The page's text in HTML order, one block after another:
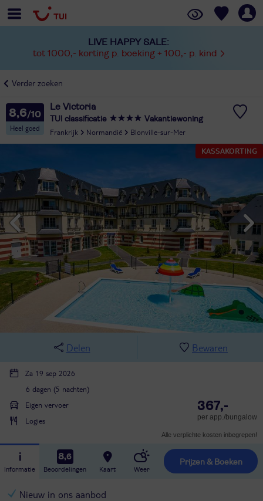
LIVE HAPPY SALE:
tot 1000,- korting p. boeking + 100,- p. kind
Verder zoeken
8,6
Heel goed
Le Victoria
TUI classificatie Vakantiewoning
Frankrijk Normandië
Blonville-sur-Mer
KASSAKORTING
Delen Bewaren
Za 19 sep 2026
6 dagen (5 nachten)
Eigen vervoer
Logies
367,-
per app./bungalow
Alle verplichte kosten inbegrepen!
Informatie
8,6
Beoordelingen Kaart Weer
Prijzen & Boeken
Nieuw in ons aanbod